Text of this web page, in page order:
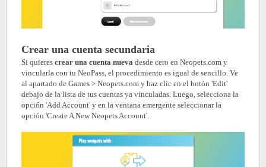
Crear una cuenta secundaria
Si quieres crear una cuenta nueva desde cero en Neopets.com y
vincularla con tu NeoPass, el procedimiento es igual de sencillo. Ve
al apartado de Games > Neopets.com y haz clic en el botón 'Edit'
debajo de la lista de tus cuentas ya vinculadas. Luego, selecciona la
opción 'Add Account' y en la ventana emergente seleccionar la
opción 'Create A New Neopets Account'.